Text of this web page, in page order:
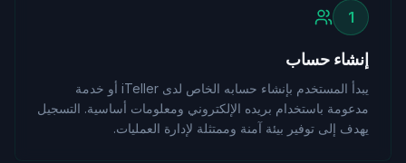
1
إنشاء حساب
يبدأ المستخدم بإنشاء حسابه الخاص لدى iTeller أو خدمة
مدعومة باستخدام بريده الإلكتروني ومعلومات أساسية. التسجيل
يهدف إلى توفير بيئة آمنة وممتثلة لإدارة العمليات.